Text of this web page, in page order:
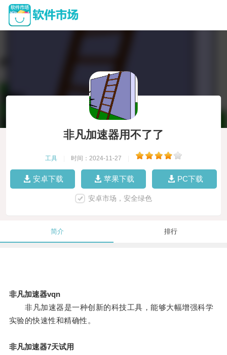
非凡加速器用不了了
工具 时间：2024-11-27
安卓下载 苹果下载 PC下载
安卓市场，安全绿色
简介 排行
非凡加速器vqn
非凡加速器是一种创新的科技工具，能够大幅增强科学
实验的快速性和精确性。
非凡加速器7天试用